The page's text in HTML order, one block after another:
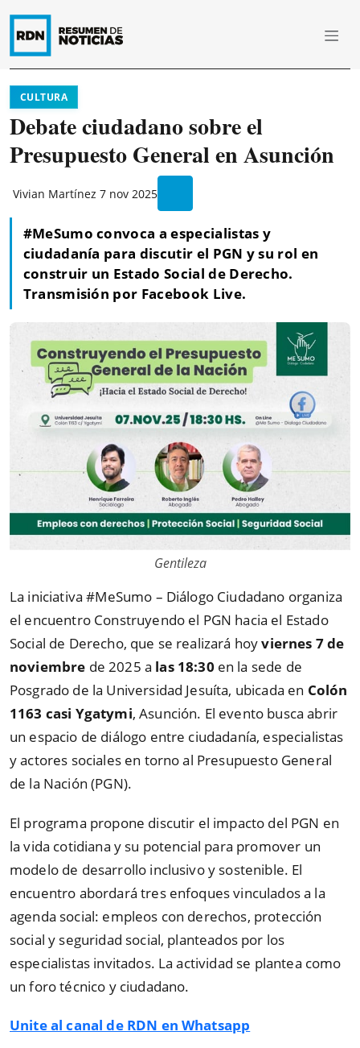
CULTURA
Debate ciudadano sobre el
Presupuesto General en Asunción
Vivian Martínez 7 nov 2025
#MeSumo convoca a especialistas y
ciudadanía para discutir el PGN y su rol en
construir un Estado Social de Derecho.
Transmisión por Facebook Live.
Gentileza
La iniciativa #MeSumo – Diálogo Ciudadano organiza
el encuentro Construyendo el PGN hacia el Estado
Social de Derecho, que se realizará hoyviernes 7 de
noviembre de 2025 a las 18:30 en la sede de
Posgrado de la Universidad Jesuíta, ubicada en Colón
1163 casi Ygatymi, Asunción. El evento busca abrir
un espacio de diálogo entre ciudadanía, especialistas
y actores sociales en torno al Presupuesto General
de la Nación (PGN).
El programa propone discutir el impacto del PGN en
la vida cotidiana y su potencial para promover un
modelo de desarrollo inclusivo y sostenible. El
encuentro abordará tres enfoques vinculados a la
agenda social: empleos con derechos, protección
social y seguridad social, planteados por los
especialistas invitados. La actividad se plantea como
un foro técnico y ciudadano.
Unite al canal de RDN en Whatsapp